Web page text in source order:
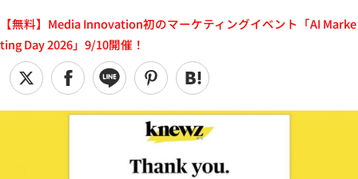
【無料】Media Innovation初のマーケティングイベント「AI Marke
ting Day 2026」9/10開催！